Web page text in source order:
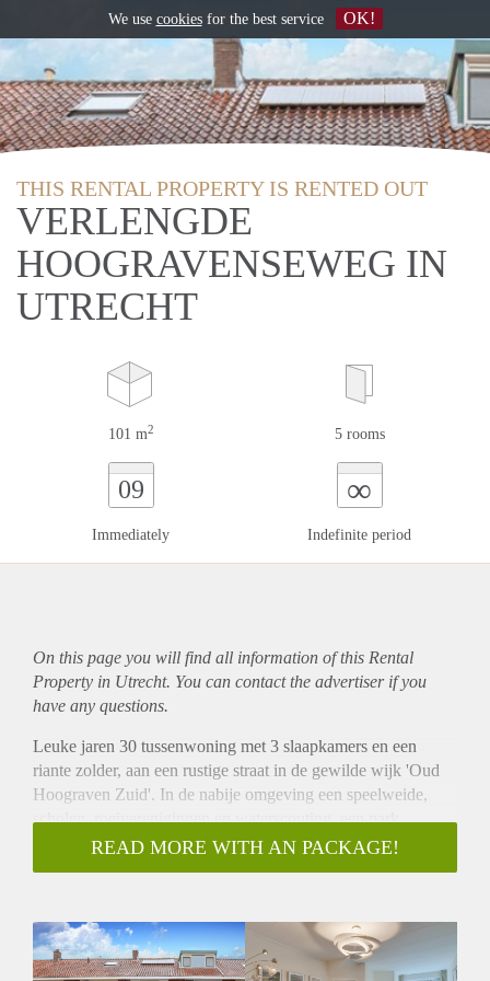
THIS RENTAL PROPERTY IS RENTED OUT
VERLENGDE
HOOGRAVENSEWEG IN
UTRECHT
101 m2 5 rooms
09
Immediately
∞
Indefinite period
On this page you will find all information of this Rental
Property in Utrecht. You can contact the advertiser if you
have any questions.
Leuke jaren 30 tussenwoning met 3 slaapkamers en een
riante zolder, aan een rustige straat in de gewilde wijk 'Oud
Hoograven Zuid'. In de nabije omgeving een speelweide,
scholen, roeiverenigingen en waterscouting, een park,
bushalte, supermarkt en een klein winkelcentrum met diverse
gemakswinkels. Parkeren mag hier nog gratis en met de auto
met 15 minuten op het Centraal Station. Kortom, een fijne
uitvalsbasis voor het hele gezin.
READ MORE WITH AN PACKAGE!
We use cookiesfor the best service OK!